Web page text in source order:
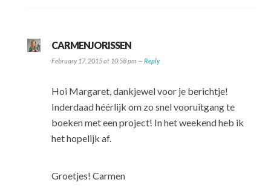
CARMENJORISSEN
February 17, 2015 at 10:58 pm —Reply
Hoi Margaret, dankjewel voor je berichtje!
Inderdaad héérlijk om zo snel vooruitgang te
boeken met een project! In het weekend heb ik
het hopelijk af.
Groetjes! Carmen